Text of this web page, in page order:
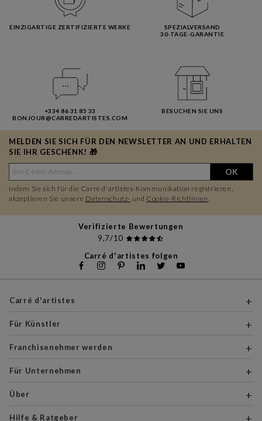
EINZIGARTIGE ZERTIFIZIERTE WERKE
SPEZIALVERSAND
30-TAGE-GARANTIE
+334 86 31 85 33
BONJOUR@CARREDARTISTES.COM
BESUCHEN SIE UNS
MELDEN SIE SICH FÜR DEN NEWSLETTER AN UND ERHALTEN
SIE IHR GESCHENK! 🎁
OK
Indem Sie sich für die Carré d'artistes-Kommunikation registrieren,
akzeptieren Sie unsere Datenschutz- und Cookie-Richtlinien
Verifizierte Bewertungen
9,7/10
Carré d'artistes folgen
Carré d'artistes
Für Künstler
Franchisenehmer werden
Für Unternehmen
Über
Hilfe & Ratgeber